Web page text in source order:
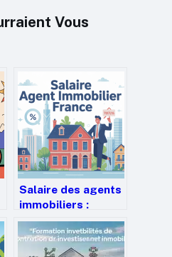
Vous
Salaire des agents
immobiliers :
combien gagnent-
ils vraiment en
2025 ?